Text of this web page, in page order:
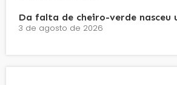
Da falta de cheiro-verde nasceu
3 de agosto de 2026